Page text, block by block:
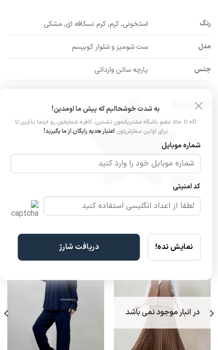
رنگ استخونی, کرم, کرم نسکافه ای, مشکی
مدل ست شومیز و شلوار کوبیسم
جنس پارچه ساتن وارداتی
جزئیات شومیز
عرض سینه: ۵۶
قد شومیز: ۶۶
قد آستین: ۶۹
جزئیات شلوار
پشت کمر کشی (۳۲ تا ۴۶)
عرض باسن: ۵۰
قد شلوار: ۱۰۸
سایزبندی فری‌سایز (مناسب ۳۶ تا ۴۴)
در انبار موجود نمی باشد
به شدت خوشحالیم که پیش ما اومدین!
اگه تا حالا عضو باشگاه مشتریانمون نشدین، کافیه شماره‌تون رو اینجا بذارین تا
برای اولین سفارش‌توناعتبار هدیه رایگان از ما بگیرید!
شماره موبایل
کد امنیتی
نمایش نده! دریافت شارژ